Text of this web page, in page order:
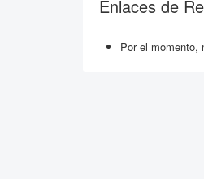
Enlaces de
Por el momento,